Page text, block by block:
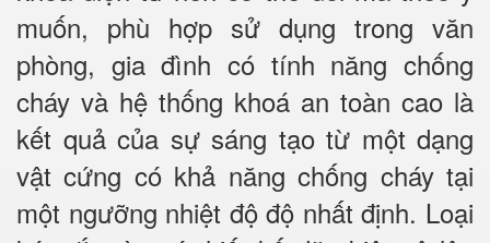
muốn, phù hợp sử dụng trong văn
phòng, gia đình có tính năng chống
cháy và hệ thống khoá an toàn cao là
kết quả của sự sáng tạo từ một dạng
vật cứng có khả năng chống cháy tại
một ngưỡng nhiệt độ độ nhất định. Loại